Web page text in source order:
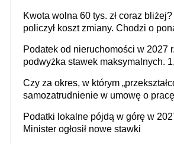
Kwota wolna 60 tys. zł coraz bliżej?
policzył koszt zmiany. Chodzi o
Podatek od nieruchomości w 2027
podwyżka stawek maksymalnych.
budynków i lokali związanych z
prowadzeniem działalności
Czy za okres, w którym
samozatrudnienie w umowę o
umowy cywilnoprawnej jedynym
racjonalnym wyjściem
Podatki lokalne pójdą w górę w
Minister ogłosił nowe stawki